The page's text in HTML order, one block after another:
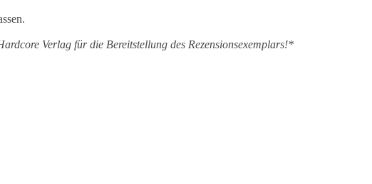
Verlag für die Bereitstellung des Rezensionsexemplars!*